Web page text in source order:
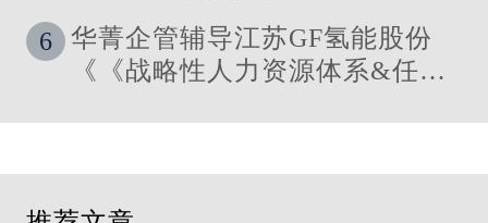
6
华菁企管辅导江苏GF氢能股份
《《战略性人力资源体系&任职